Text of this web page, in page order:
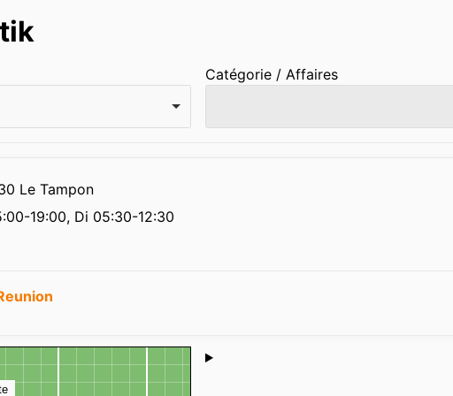
Catégorie / Affaires
Le Tampon
19:00, Di 05:30-12:30
Shoutbox